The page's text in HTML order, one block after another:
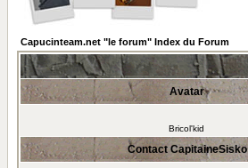
Capucinteam.net "le forum" Index du Forum
Avatar
Bricol'kid
Contact CapitaineSisko